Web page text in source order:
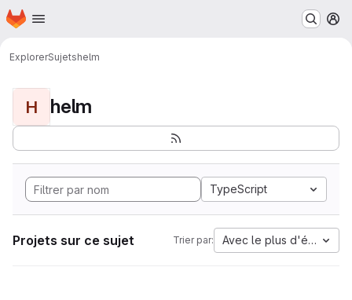
Passer au contenu principal
Page d'accueil
ExplorerSujetshelm
H helm
TypeScript
Projets sur ce sujet Trier par: Avec le plus d'étoiles